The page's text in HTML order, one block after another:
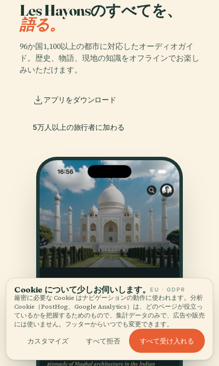
Les Hayonsのすべてを、
語る。
96か国1,100以上の都市に対応したオーディオガイ
ド。歴史、物語、現地の知識をオフラインでお楽し
みいただけます。
アプリをダウンロード
5万人以上の旅行者に加わる
Cookie について少しお伺いします。 EU · GDPR
厳密に必要な Cookie はナビゲーションの動作に使われます。分析
Cookie（PostHog、Google Analytics）は、どのページが役立っ
ているかを把握するためのもので、集計データのみで、広告や販売
には使いません。フッターからいつでも変更できます。
カスタマイズ すべて拒否 すべて受け入れる